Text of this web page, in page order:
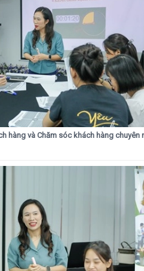
hàng và Chăm sóc khách hàng chuyên